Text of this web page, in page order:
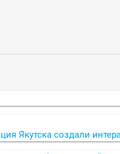
Якутска создали